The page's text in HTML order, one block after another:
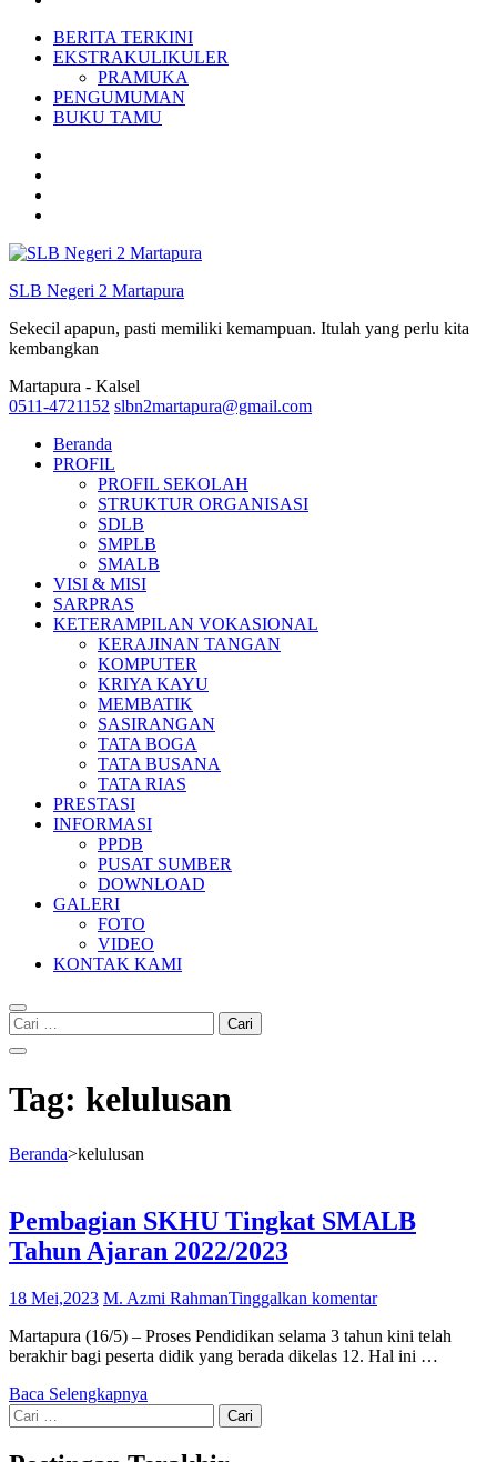
BERITA TERKINI
EKSTRAKULIKULER
PRAMUKA
PENGUMUMAN
BUKU TAMU
SLB Negeri 2 Martapura
Sekecil apapun, pasti memiliki kemampuan. Itulah yang perlu kita
kembangkan
Martapura - Kalsel
0511-4721152 slbn2martapura@gmail.com
Beranda
PROFIL
PROFIL SEKOLAH
STRUKTUR ORGANISASI
SDLB
SMPLB
SMALB
VISI & MISI
SARPRAS
KETERAMPILAN VOKASIONAL
KERAJINAN TANGAN
KOMPUTER
KRIYA KAYU
MEMBATIK
SASIRANGAN
TATA BOGA
TATA BUSANA
TATA RIAS
PRESTASI
INFORMASI
PPDB
PUSAT SUMBER
DOWNLOAD
GALERI
FOTO
VIDEO
KONTAK KAMI
Cari
untuk:
Tag: kelulusan
Beranda>kelulusan
Pembagian SKHU Tingkat SMALB
Tahun Ajaran 2022/2023
18 Mei,2023 M. Azmi RahmanTinggalkan komentar
Martapura (16/5) – Proses Pendidikan selama 3 tahun kini telah
berakhir bagi peserta didik yang berada dikelas 12. Hal ini …
Baca Selengkapnya
Cari
untuk: